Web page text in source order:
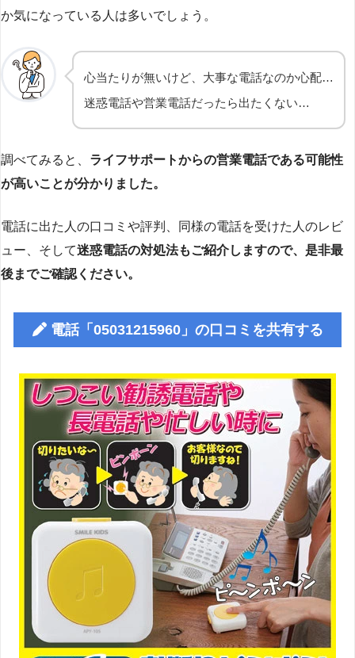
か気になっている人は多いでしょう。
心当たりが無いけど、大事な電話なのか心配…
迷惑電話や営業電話だったら出たくない…
調べてみると、 ライフサポートからの営業電話である可能性
が高いことが分かりました。
電話に出た人の口コミや評判、同様の電話を受けた人のレビ
ュー、そして迷惑電話の対処法もご紹介しますので、是非最
後までご確認ください。
電話「05031215960」の口コミを共有する